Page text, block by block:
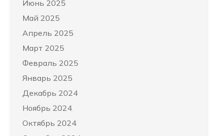
Июнь 2025
Май 2025
Апрель 2025
Март 2025
Февраль 2025
Январь 2025
Декабрь 2024
Ноябрь 2024
Октябрь 2024